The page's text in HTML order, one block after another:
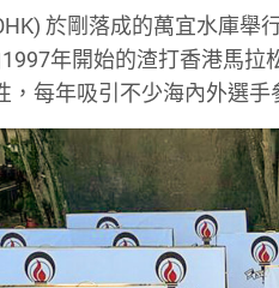
於剛落成的萬宜水庫舉
年開始的渣打香港馬
每年吸引不少海內外選手